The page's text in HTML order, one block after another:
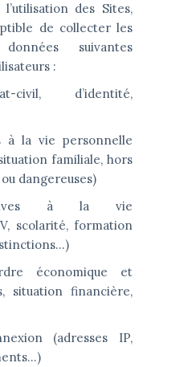
des Sites,
de collecter les
suivantes
:
civil, d’identité,
à la vie personnelle
familiale, hors
dangereuses)
à la vie
scolarité, formation
économique et
situation financière,
(adresses IP,